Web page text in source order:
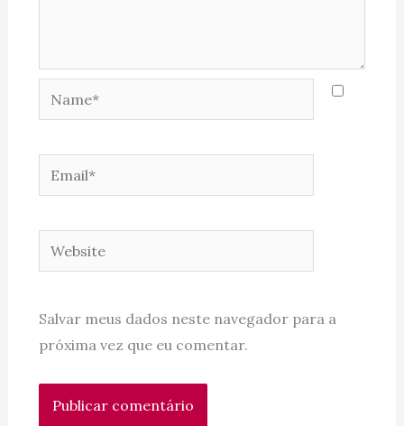
Name*
Email*
Website
Salvar meus dados neste navegador para a
próxima vez que eu comentar.